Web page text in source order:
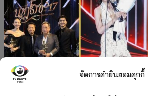
จัดการคำยินยอมคุกกี้